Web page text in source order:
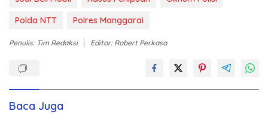
Polda NTT
Polres Manggarai
Penulis: Tim Redaksi Editor: Robert Perkasa
Baca Juga